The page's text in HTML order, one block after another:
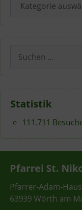
Suchen
nach:
Statistik
111.711
Pfarrei St.
Pfarrer-Adam-
63939 Wörth am